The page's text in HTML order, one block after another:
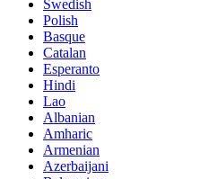
Swedish
Polish
Basque
Catalan
Esperanto
Hindi
Lao
Albanian
Amharic
Armenian
Azerbaijani